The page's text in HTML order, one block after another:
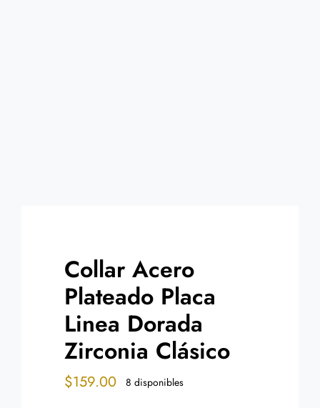
Collar Acero
Plateado Placa
Linea Dorada
Zirconia Clásico
$159.00 8 disponibles